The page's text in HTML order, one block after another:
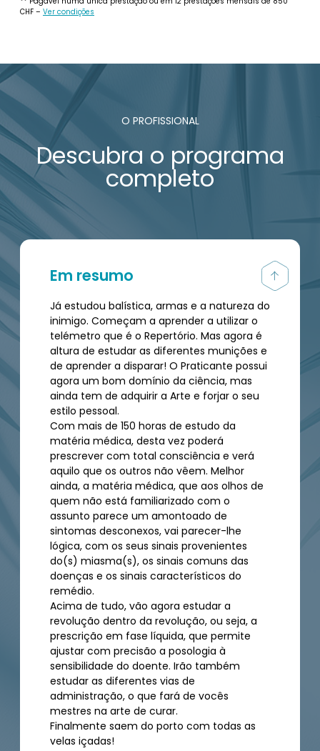
** Pagável numa única prestação ou em 12 prestações mensais de 850
CHF – Ver condições
O PROFISSIONAL
Descubra o programa
completo
Em resumo
Já estudou balística, armas e a natureza do
inimigo. Começam a aprender a utilizar o
telémetro que é o Repertório. Mas agora é
altura de estudar as diferentes munições e
de aprender a disparar! O Praticante possui
agora um bom domínio da ciência, mas
ainda tem de adquirir a Arte e forjar o seu
estilo pessoal.
Com mais de 150 horas de estudo da
matéria médica, desta vez poderá
prescrever com total consciência e verá
aquilo que os outros não vêem. Melhor
ainda, a matéria médica, que aos olhos de
quem não está familiarizado com o
assunto parece um amontoado de
sintomas desconexos, vai parecer-lhe
lógica, com os seus sinais provenientes
do(s) miasma(s), os sinais comuns das
doenças e os sinais característicos do
remédio.
Acima de tudo, vão agora estudar a
revolução dentro da revolução, ou seja, a
prescrição em fase líquida, que permite
ajustar com precisão a posologia à
sensibilidade do doente. Irão também
estudar as diferentes vias de
administração, o que fará de vocês
mestres na arte de curar.
Finalmente saem do porto com todas as
velas içadas!